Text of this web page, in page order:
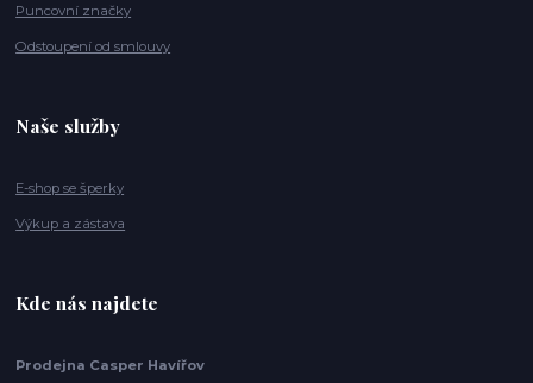
Puncovní značky
Odstoupení od smlouvy
Naše služby
E-shop se šperky
Výkup a zástava
Kde nás najdete
Prodejna Casper Havířov